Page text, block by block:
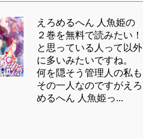
えろめるへん 人魚姫の
２巻を無料で読みたい！
と思っている人って以外
に多いみたいですね。
何を隠そう管理人の私も
その一人なのですがえろ
めるへん 人魚姫っ...